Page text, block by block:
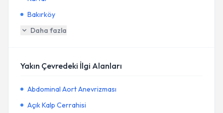
Bakırköy
Daha fazla
Yakın Çevredeki İlgi Alanları
Abdominal Aort Anevrizması
Açık Kalp Cerrahisi